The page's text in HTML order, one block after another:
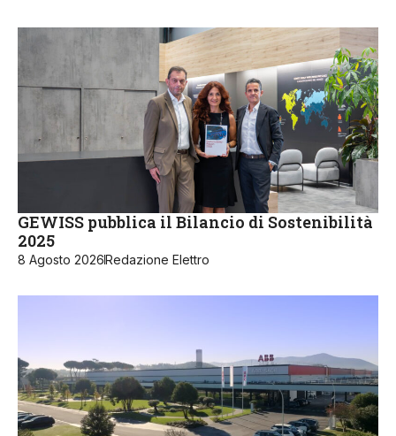
GEWISS pubblica il Bilancio di Sostenibilità
2025
8 Agosto 2026Redazione Elettro